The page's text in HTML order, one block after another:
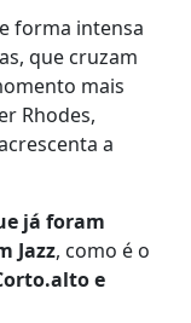
forma intensa
que cruzam
mais
Rhodes,
a
já foram
Jazz, como é o
e